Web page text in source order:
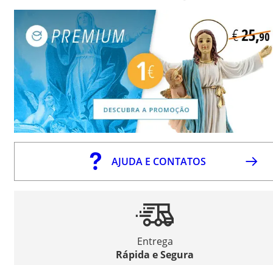
AJUDA E CONTATOS
Entrega
Rápida e Segura